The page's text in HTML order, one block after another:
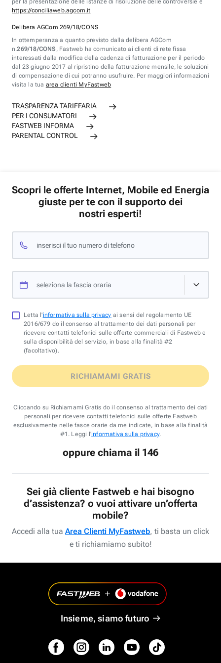
per la presentazione delle istanze di risoluzione delle controversie è
https://conciliaweb.agcom.it
Delibera AGCom 269/18/CONS
In ottemperanza a quanto previsto dalla delibera AGCom
n.269/18/CONS , Fastweb ha comunicato ai clienti di rete fissa
interessati dalla modifica della cadenza di fatturazione per il periodo
dal 23 giugno 2017 al ripristino della fatturazione mensile, le soluzioni
di compensazione di cui potranno usufruire. Per maggiori informazioni
visita la tua area clienti MyFastweb
TRASPARENZA TARIFFARIA
PER I CONSUMATORI
FASTWEB INFORMA
PARENTAL CONTROL
Scopri le offerte Internet, Mobile ed Energia
giuste per te con il supporto dei
nostri esperti!
inserisci il tuo numero di telefono
seleziona la fascia oraria
Letta l'informativa sulla privacy ai sensi del regolamento UE
2016/679 do il consenso al trattamento dei dati personali per
ricevere contatti telefonici sulle offerte commerciali di Fastweb e
sulla disponibilità del servizio, in base alla finalità #2
(facoltativo).
RICHIAMAMI GRATIS
Cliccando su Richiamami Gratis do il consenso al trattamento dei dati
personali per ricevere contatti telefonici sulle offerte Fastweb
esclusivamente nelle fasce orarie da me indicate, in base alla finalità
#1. Leggi l'informativa sulla privacy.
oppure chiama il 146
Sei già cliente Fastweb e hai bisogno
d’assistenza? o vuoi attivare un’offerta
mobile?
Accedi alla tua Area Clienti MyFastweb, ti basta un click
e ti richiamiamo subito!
Insieme, siamo futuro